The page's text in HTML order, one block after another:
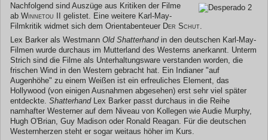
Nachfolgend sind Auszüge aus Kritiken der Filme
ab Winnetou II gelistet. Eine weitere Karl-May-
Filmkritik widmet sich dem Orientabenteuer Der Schut
Lex Barker als Westmann Old Shatterhandin den deutschen Karl-May-
Filmen wurde durchaus im Mutterland des Westerns anerkannt. Unterm
Strich sind die Filme als Unterhaltungsware verstanden worden, die
frischen Wind in den Western gebracht hat. Ein Indianer "auf
Augenhöhe" zu einem Weißen ist ein erfreuliches Element, das
Hollywood (von einigen Ausnahmen abgesehen) erst sehr viel später
entdeckte. ShatterhandLex Barker passt durchaus in die Reihe
namhafter Westerner auf dem Niveau von Kollegen wie Audie Murphy,
Hugh O'Brian, Guy Madison oder Ronald Reagan. Für die deutschen
Westernherzen steht er sogar weitaus höher im Kurs.